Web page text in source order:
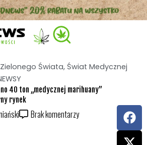
pod uwagę sposób produkcji,
się z zarekwirowaną
być ona przeznaczona do
lecz jedynie do sprzedaży
uprawiano konopie na czarny
kontrole.